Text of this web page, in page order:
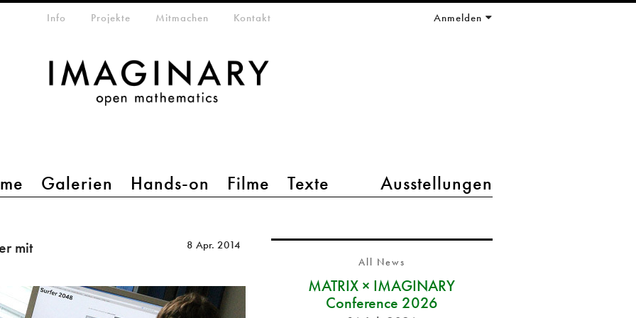
Galerien Hands-on Filme Texte Ausstellungen
Info Projekte Mitmachen Kontakt Anmelden
mit
8 Apr. 2014
All News
MATRIX × IMAGINARY
Conference 2026